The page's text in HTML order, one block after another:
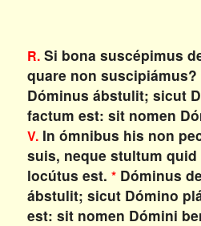
R.Si bona suscépimus
quare non suscipiámus?
Dóminus ábstulit; sicut
factum est: sit nomen
V.In ómnibus his non
suis, neque stultum quid
locútus est. *Dóminus
ábstulit; sicut Dómino
est: sit nomen Dómini